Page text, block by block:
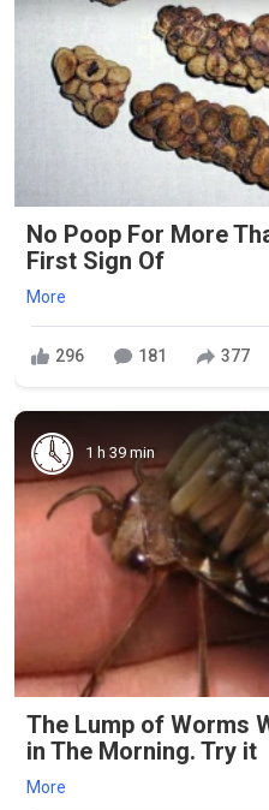
No Poop For More
First Sign Of
More
296 181 377
1 h 39 min
The Lump of Worms
in The Morning. Try it
More